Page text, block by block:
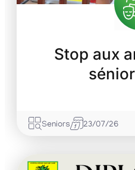
Stop aux
Seniors 23/07/26